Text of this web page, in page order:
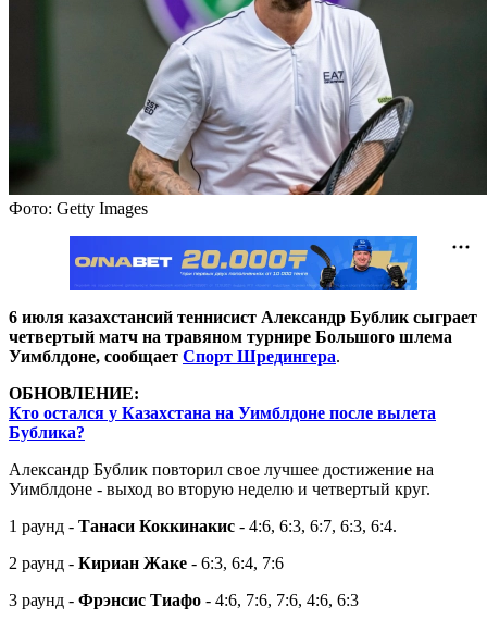
Фото: Getty Images
6 июля казахстансий теннисист Александр Бублик сыграет
четвертый матч на травяном турнире Большого шлема
Уимблдоне, сообщает Спорт Шредингера.
ОБНОВЛЕНИЕ:
Кто остался у Казахстана на Уимблдоне после вылета
Бублика?
Александр Бублик повторил свое лучшее достижение на
Уимблдоне - выход во вторую неделю и четвертый круг.
1 раунд - Танаси Коккинакис - 4:6, 6:3, 6:7, 6:3, 6:4.
2 раунд - Кириан Жаке - 6:3, 6:4, 7:6
3 раунд - Фрэнсис Тиафо - 4:6, 7:6, 7:6, 4:6, 6:3